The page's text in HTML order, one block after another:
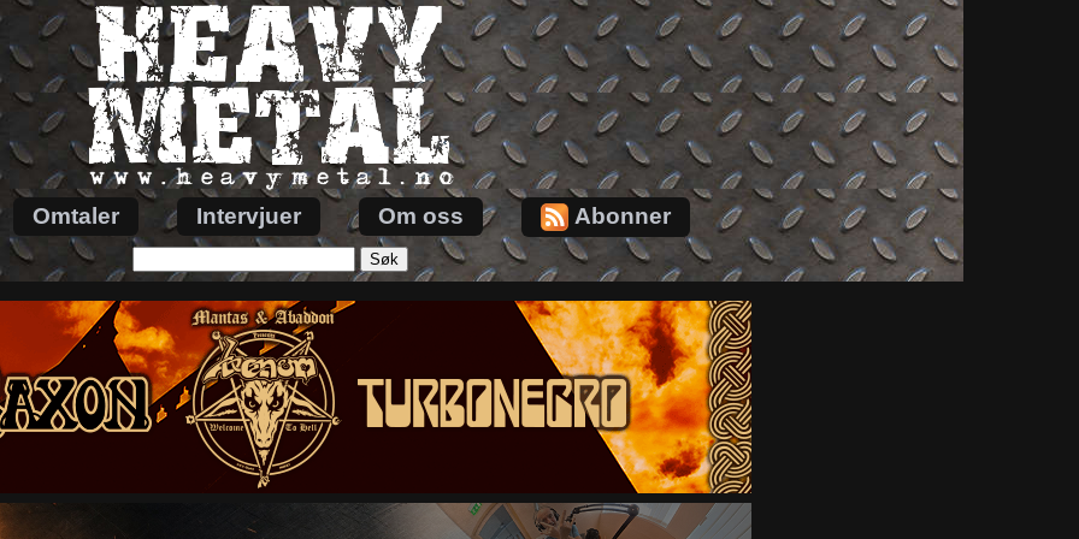
Omtaler Intervjuer Om oss Abonner
etter: